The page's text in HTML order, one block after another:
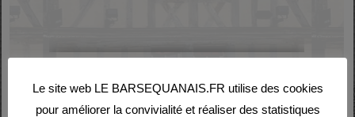
Laisser un commentaire
Le site web LE BARSEQUANAIS.FR utilise des cookies
pour améliorer la convivialité et réaliser des statistiques